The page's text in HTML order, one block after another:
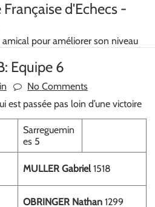
Française d'Echecs -
pour améliorer son niveau
Equipe 6
No Comments
est passée pas loin d’une victoire
Sarreguemin
es 5
MULLER Gabriel1518
OBRINGER Nathan 1299